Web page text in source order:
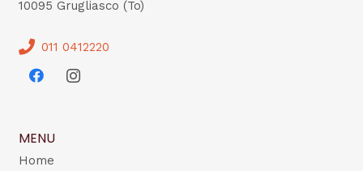
10095 Grugliasco (To)
011 0412220
MENU
Home